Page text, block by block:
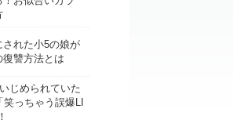
れた小5の娘が
讐方法とは
じめられていた
っちゃう誤爆LI